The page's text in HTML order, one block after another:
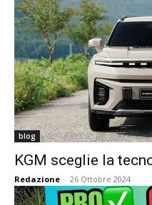
blog
KGM sceglie la
Redazione - 26 Ottobre 2024